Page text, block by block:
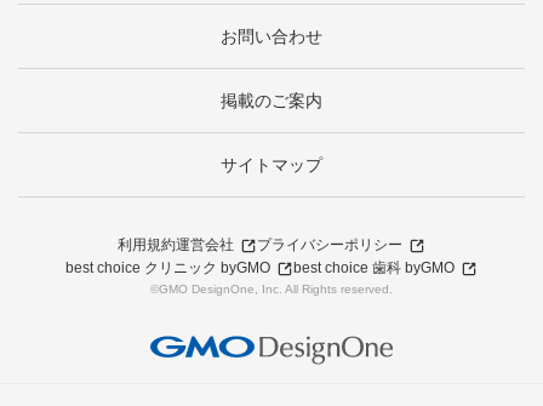
お問い合わせ
掲載のご案内
サイトマップ
利用規約運営会社
プライバシーポリシー
best choice クリニック byGMO
best choice 歯科 byGMO
©GMO DesignOne, Inc. All Rights reserved.